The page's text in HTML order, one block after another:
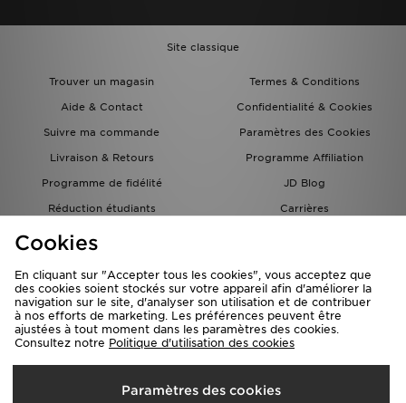
Site classique
Trouver un magasin
Termes & Conditions
Aide & Contact
Confidentialité & Cookies
Suivre ma commande
Paramètres des Cookies
Livraison & Retours
Programme Affiliation
Programme de fidélité
JD Blog
Réduction étudiants
Carrières
Carte Cadeau
Livraison Vers
France
Cookies
En cliquant sur "Accepter tous les cookies", vous acceptez que
des cookies soient stockés sur votre appareil afin d'améliorer la
navigation sur le site, d'analyser son utilisation et de contribuer
à nos efforts de marketing. Les préférences peuvent être
ajustées à tout moment dans les paramètres des cookies.
Consultez notre Politique d'utilisation des cookies
Paramètres des cookies